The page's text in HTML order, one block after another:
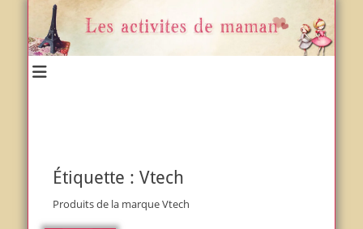
Étiquette : Vtech
Produits de la marque Vtech